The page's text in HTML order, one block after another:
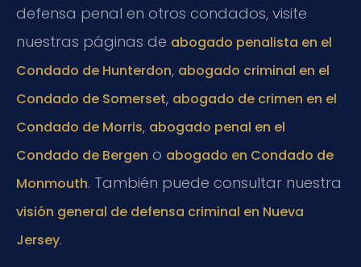
defensa penal en otros condados, visite
nuestras páginas de abogado penalista en el
Condado de Hunterdon, abogado criminal en el
Condado de Somerset, abogado de crimen en el
Condado de Morris, abogado penal en el
Condado de Bergen o abogado en Condado de
Monmouth. También puede consultar nuestra
visión general de defensa criminal en Nueva
Jersey.